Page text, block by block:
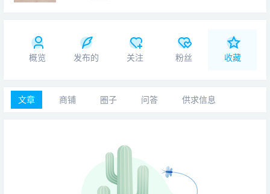
概览 发布的 关注 粉丝 收藏
文章 商铺 圈子 问答 供求信息